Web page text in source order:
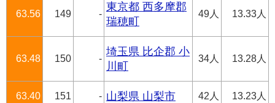
63.56 149 -
東京都 西多摩郡
瑞穂町
49人 13.33人
63.48 150 -
埼玉県 比企郡 小
川町
34人 13.28人
63.40 151 - 山梨県 山梨市 42人 13.23人